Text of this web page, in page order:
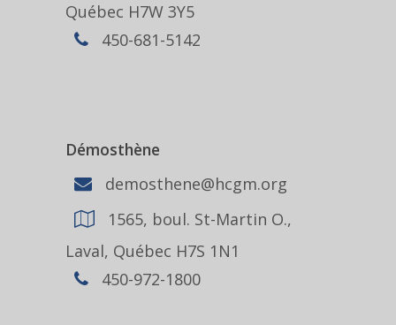
Québec H7W 3Y5
450-681-5142
Démosthène
demosthene@hcgm.org
1565, boul. St-Martin O.,
Laval, Québec H7S 1N1
450-972-1800